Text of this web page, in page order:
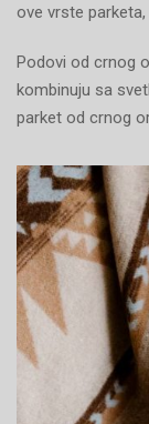
ove vrste
Podovi od crnog
kombinuju sa
parket od crnog